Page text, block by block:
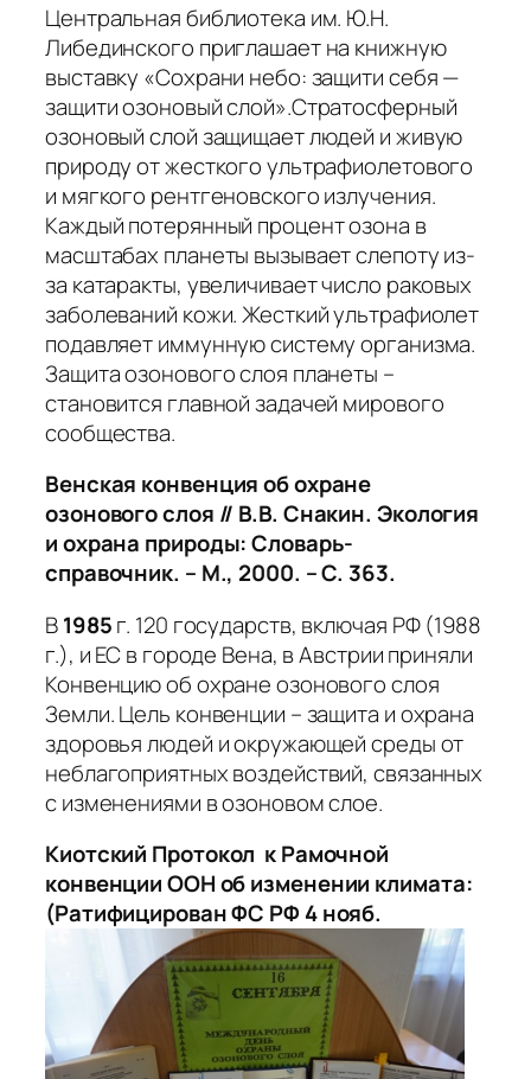
Центральная библиотека им. Ю.Н.
Либединского приглашает на книжную
выставку «Сохрани небо: защити себя —
защити озоновый слой».Стратосферный
озоновый слой защищает людей и живую
природу от жесткого ультрафиолетового
и мягкого рентгеновского излучения.
Каждый потерянный процент озона в
масштабах планеты вызывает слепоту из-
за катаракты, увеличивает число раковых
заболеваний кожи. Жесткий ультрафиолет
подавляет иммунную систему организма.
Защита озонового слоя планеты –
становится главной задачей мирового
сообщества.
Венская конвенция об охране
озонового слоя // В.В. Снакин. Экология
и охрана природы: Словарь-
справочник. – М., 2000. – С. 363.
В1985г. 120 государств, включая РФ (1988
г.), и ЕС в городе Вена, в Австрии приняли
Конвенцию об охране озонового слоя
Земли. Цель конвенции – защита и охрана
здоровья людей и окружающей среды от
неблагоприятных воздействий, связанных
с изменениями в озоновом слое.
Киотский Протокол к Рамочной
конвенции ООН об изменении климата:
(Ратифицирован ФС РФ 4 нояб.